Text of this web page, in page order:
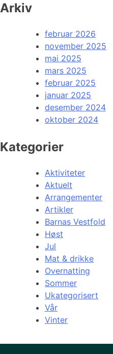
Arkiv
februar 2026
november 2025
mai 2025
mars 2025
februar 2025
januar 2025
desember 2024
oktober 2024
Kategorier
Aktiviteter
Aktuelt
Arrangementer
Artikler
Barnas Vestfold
Høst
Jul
Mat & drikke
Overnatting
Sommer
Ukategorisert
Vår
Vinter